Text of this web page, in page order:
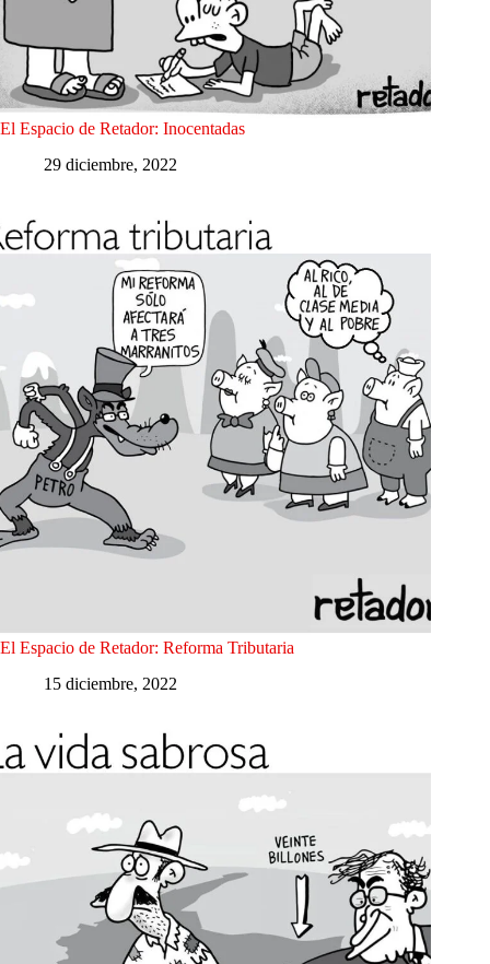
El Espacio de Retador: Inocentadas
29 diciembre, 2022
El Espacio de Retador: Reforma Tributaria
15 diciembre, 2022